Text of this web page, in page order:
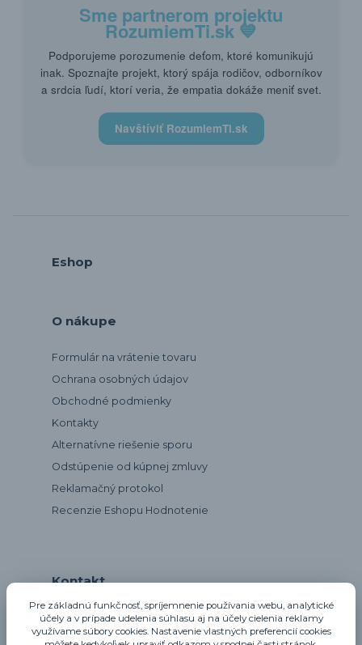
Sme partnerom projektu
RozumiemTi.sk💙
Podporujeme porozumenie deťom, ktoré komunikujú
inak. Spoznajte projekt, ktorý spája rodičov, odborníkov
a srdcia ľudí, ktorí veria, že empatia dokáže meniť svet.
Navštíviť RozumiemTi.sk
Eshop
O nákupe
Formulár na vrátenie tovaru
Ochrana osobných údajov
Obchodné podmienky
Kontakty
Alternatívne riešenie sporu
Odstúpenie od kúpnej zmluvy
Reklamačný protokol
Recenzie Eshopu Hodnotenie
Kontakt
notta@notta.sk
Pre základnú funkčnosť, spríjemnenie používania webu, analytické
účely a v prípade udelenia súhlasu aj na účely cielenia reklamy
využívame súbory cookies. Nastavenie vlastných preferencií cookies